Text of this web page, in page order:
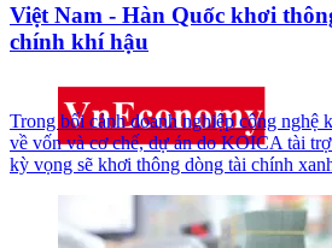
Việt Nam - Hàn Quốc khơi
chính khí hậu
Trong bối cảnh doanh nghiệp công nghệ
về vốn và cơ chế, dự án do KOICA tài
kỳ vọng sẽ khơi thông dòng tài chính